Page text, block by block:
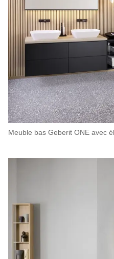
Meuble bas Geberit ONE avec